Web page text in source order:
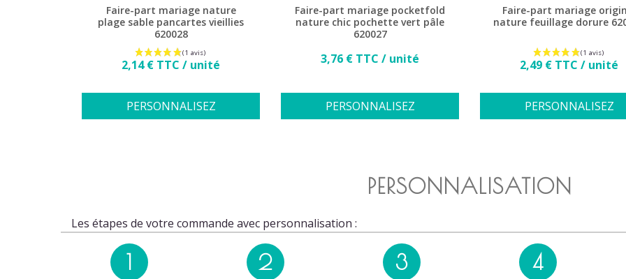
Faire-part mariage nature
plage sable pancartes vieillies
620028
Prix
2,14 € TTC / unité
PERSONNALISEZ
Faire-part mariage pocketfold
nature chic pochette vert pâle
620027
Prix
3,76 € TTC / unité
PERSONNALISEZ
Faire-part mariage
nature feuillage dorure
Prix
2,49 € TTC / unité
PERSONNALISEZ
PERSONNALISATION
Les étapes de votre commande avec personnalisation :
1 2 3 4